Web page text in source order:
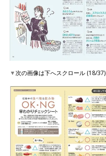
▼次の画像は下へスクロール (18/37)